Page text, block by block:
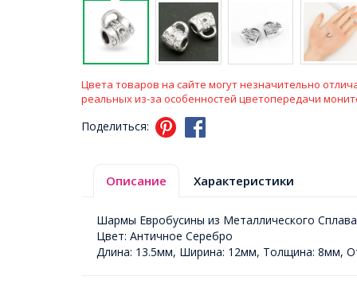
Цвета товаров на сайте могут незначительно
реальных из-за особенностей цветопередачи
Поделиться:
Описание Характеристики
Шармы Евробусины из Металлического
Цвет: Античное Серебро
Длина: 13.5мм, Ширина: 12мм, Толщина: 8мм,